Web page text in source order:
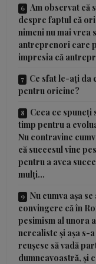
Am observat că
despre faptul că
nimeni nu mai vrea
antreprenori care
impresia că
Ce sfat le-ați
pentru oricine?
Ceea ce
timp pentru a
Nu contravine
că succesul vine
pentru a avea
mulți…
Nu cumva așa
convingere că în
pesimism al unora
nerealiste și așa s-
reușesc să vadă
dumneavoastră, și